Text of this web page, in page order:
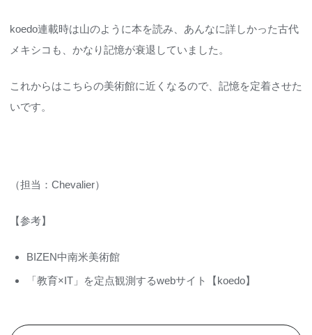
koedo連載時は山のように本を読み、あんなに詳しかった古代
メキシコも、かなり記憶が衰退していました。
これからはこちらの美術館に近くなるので、記憶を定着させた
いです。
（担当：Chevalier）
【参考】
BIZEN中南米美術館
「教育×IT」を定点観測するwebサイト【koedo】